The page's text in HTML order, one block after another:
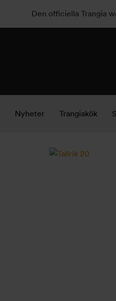
Den officiella Trangia
Nyheter Trangiakök